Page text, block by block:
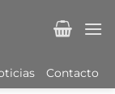
Contacto